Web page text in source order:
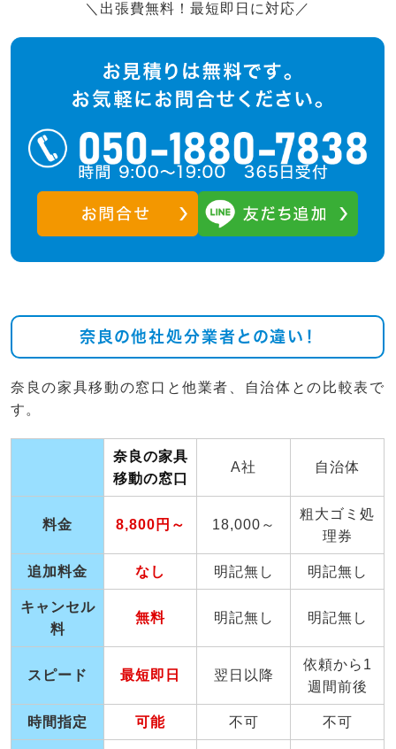
＼出張費無料！最短即日に対応／
奈良の他社処分業者との違い！
奈良の家具移動の窓口と他業者、自治体との比較表で
す。
奈良の家具
移動の窓口
A社 自治体
料金 8,800円～ 18,000～
粗大ゴミ処
理券
追加料金 なし 明記無し 明記無し
キャンセル
料
無料 明記無し 明記無し
スピード 最短即日 翌日以降
依頼から1
週間前後
時間指定 可能 不可 不可